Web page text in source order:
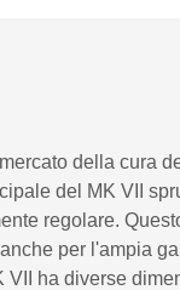
della cura
del MK VII
regolare.
per l'ampia
ha diverse